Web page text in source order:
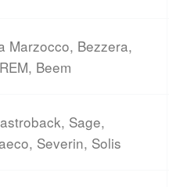
Marzocco, Bezzera,
Beem
Sage,
Severin, Solis